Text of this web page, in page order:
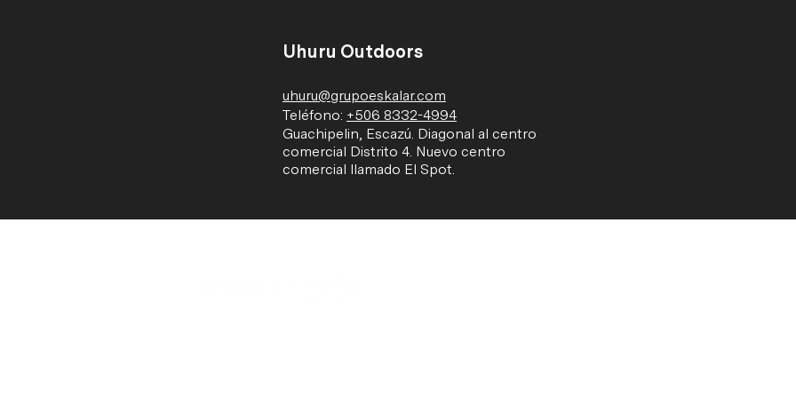
Uhuru Outdoors
uhuru@grupoeskalar.com
Teléfono: +506 8332-4994
Guachipelin, Escazú. Diagonal al centro
comercial Distrito 4. Nuevo centro
comercial llamado El Spot.